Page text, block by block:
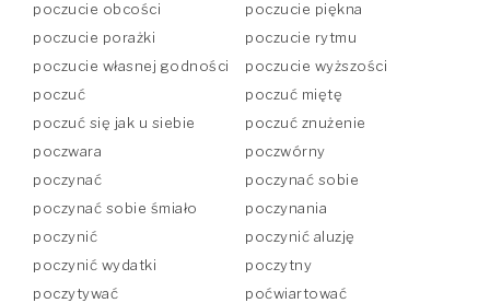
poczucie obcości
poczucie piękna
poczucie porażki
poczucie rytmu
poczucie własnej godności
poczucie wyższości
poczuć
poczuć miętę
poczuć się jak u siebie
poczuć znużenie
poczwara
poczwórny
poczynać
poczynać sobie
poczynać sobie śmiało
poczynania
poczynić
poczynić aluzję
poczynić wydatki
poczytny
poczytywać
poćwiartować